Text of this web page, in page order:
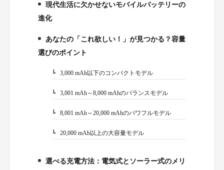
1.
現代生活に欠かせないモバイルバッテリーの
進化
2.
あなたの「これ欲しい！」が見つかる？容量
選びのポイント
2-1.3,000 mAh以下のコンパクトモデル
2-2.3,001 mAh～8,000 mAhのバランスモデル
2-3.8,001 mAh～20,000 mAhのパワフルモデル
2-4.20,000 mAh以上の大容量モデル
3.
選べる充電方法：電気式とソーラー式のメリ